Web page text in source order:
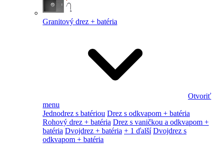
Granitový drez + batéria
Otvoriť
menu
Jednodrez s batériou Drez s odkvapom + batéria
Rohový drez + batéria Drez s vaničkou a odkvapom +
batéria Dvojdrez + batéria + 1 ďalší Dvojdrez s
odkvapom + batéria